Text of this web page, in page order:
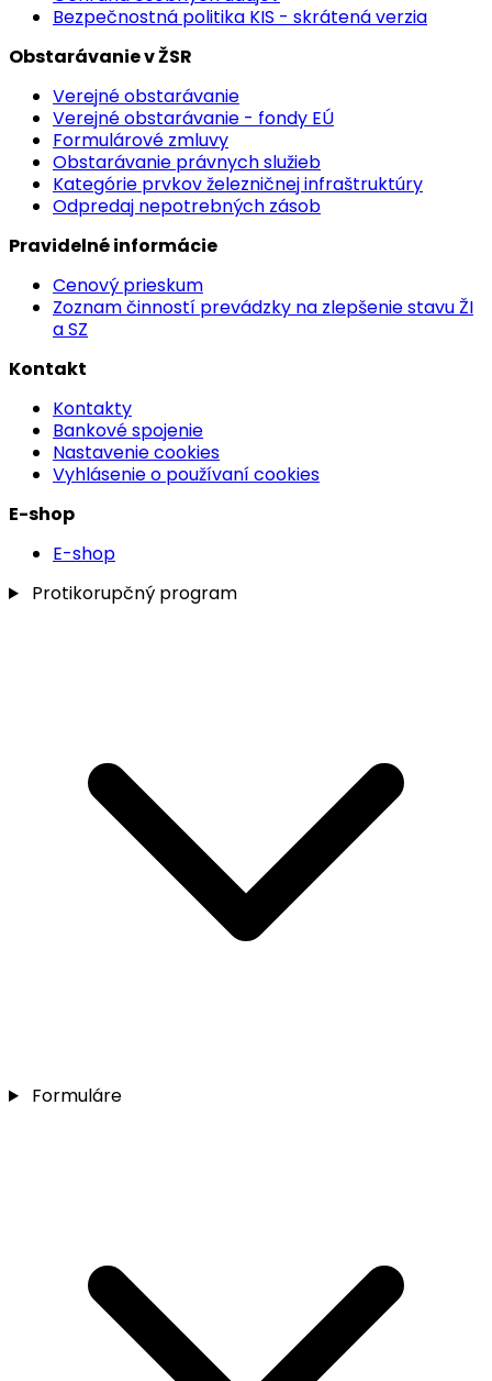
Bezpečnostná politika KIS - skrátená verzia
Obstarávanie v ŽSR
Verejné obstarávanie
Verejné obstarávanie - fondy EÚ
Formulárové zmluvy
Obstarávanie právnych služieb
Kategórie prvkov železničnej infraštruktúry
Odpredaj nepotrebných zásob
Pravidelné informácie
Cenový prieskum
Zoznam činností prevádzky na zlepšenie stavu ŽI
a SZ
Kontakt
Kontakty
Bankové spojenie
Nastavenie cookies
Vyhlásenie o používaní cookies
E-shop
E-shop
Protikorupčný program
Formuláre